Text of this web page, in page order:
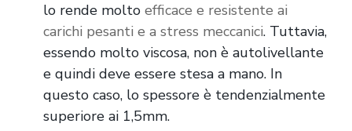
lo rende moltoefficace e resistente ai
carichi pesanti e a stress meccanici. Tuttavia,
essendo molto viscosa, non è autolivellante
e quindi deve essere stesa a mano. In
questo caso, lo spessore è tendenzialmente
superiore ai 1,5mm.